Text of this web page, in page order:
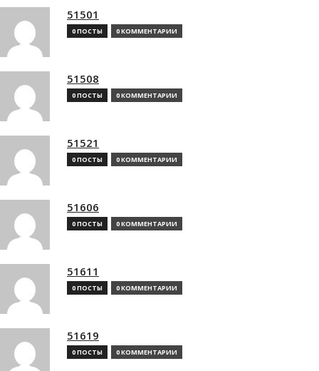
51501
0 ПОСТЫ 0 КОММЕНТАРИИ
51508
0 ПОСТЫ 0 КОММЕНТАРИИ
51521
0 ПОСТЫ 0 КОММЕНТАРИИ
51606
0 ПОСТЫ 0 КОММЕНТАРИИ
51611
0 ПОСТЫ 0 КОММЕНТАРИИ
51619
0 ПОСТЫ 0 КОММЕНТАРИИ